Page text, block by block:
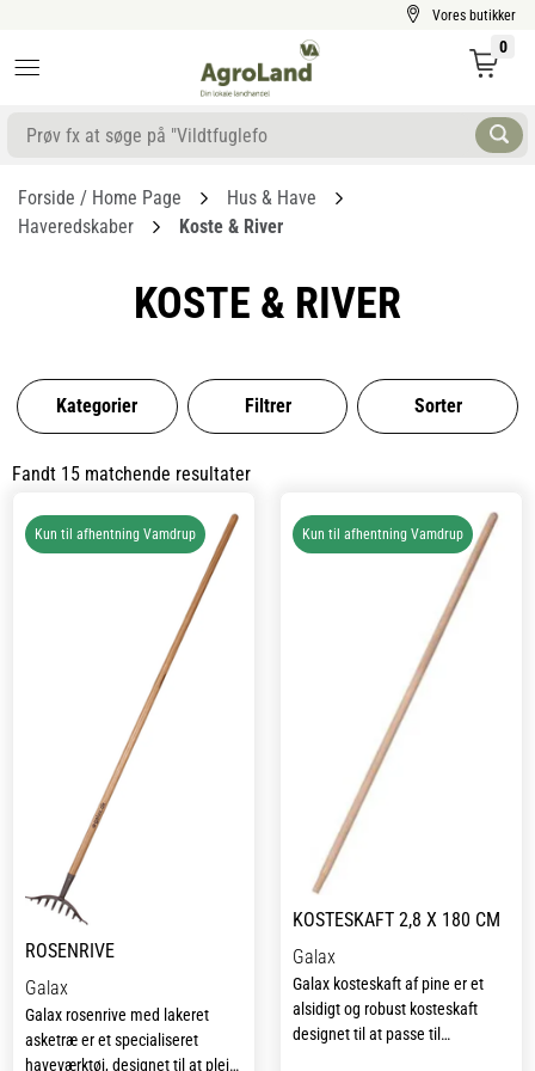
Vores butikker
0
Forside / Home Page
Hus & Have
Haveredskaber
Koste & River
KOSTE & RIVER
Kategorier Filtrer Sorter
Fandt 15 matchende resultater
Kun til afhentning Vamdrup
ROSENRIVE
Galax
Galax rosenrive med lakeret
asketræ er et specialiseret
haveværktøj, designet til at pleje
Kun til afhentning Vamdrup
KOSTESKAFT 2,8 X 180 CM
Galax
Galax kosteskaft af pine er et
alsidigt og robust kosteskaft
designet til at passe til